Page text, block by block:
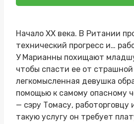
Начало ХХ века. В Ритании
технический прогресс и…
У Марианны похищают
чтобы спасти ее от
легкомысленная девушка
помощью к самому опасному
— сэру Томасу, работорговцу
такую услугу он требует